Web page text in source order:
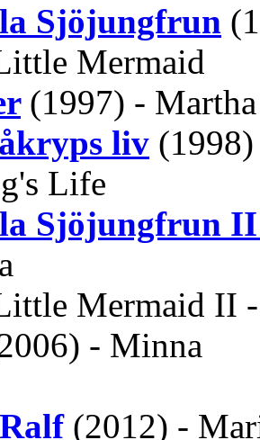
Sjöjungfrun
Mermaid
(1997) -
liv
Life
Sjöjungfrun II
Mermaid II -
- Minna
(2012) -